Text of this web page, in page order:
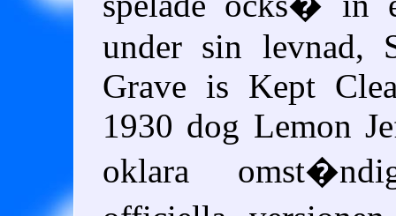
under sin levnad,
Grave is Kept
1930 dog Lemon
oklara